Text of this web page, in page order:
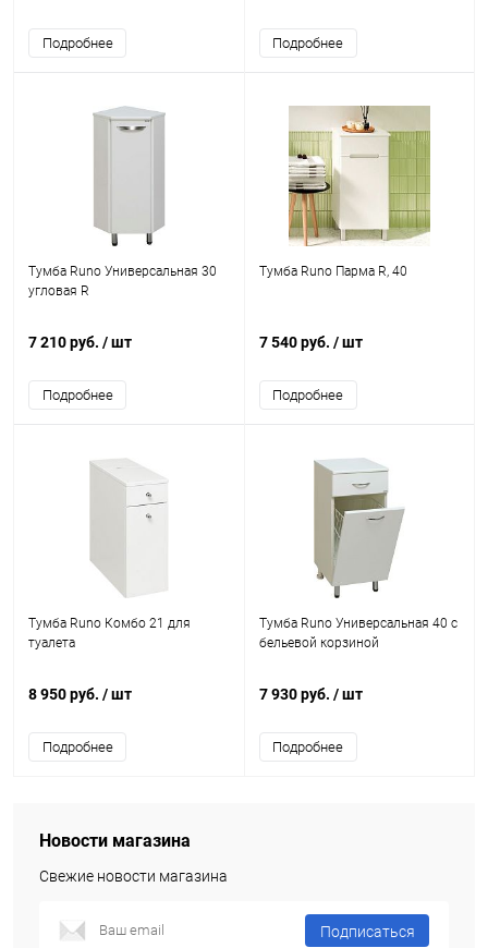
Подробнее Подробнее
Тумба Runo Универсальная 30
угловая R
7 210 руб. / шт
Подробнее
Тумба Runo Парма R, 40
7 540 руб. / шт
Подробнее
Тумба Runo Комбо 21 для
туалета
8 950 руб. / шт
Подробнее
Тумба Runo Универсальная 40 с
бельевой корзиной
7 930 руб. / шт
Подробнее
Новости магазина
Свежие новости магазина
Подписаться